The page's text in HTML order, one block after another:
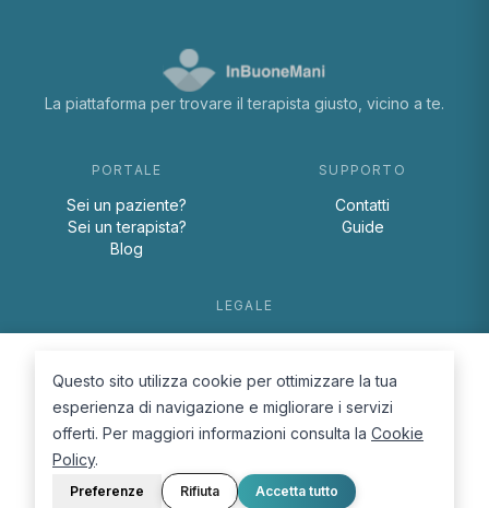
La piattaforma per trovare il terapista giusto, vicino a te.
PORTALE
Sei un paziente?
Sei un terapista?
Blog
SUPPORTO
Contatti
Guide
LEGALE
Cookie Policy
Questo sito utilizza cookie per ottimizzare la tua
esperienza di navigazione e migliorare i servizi
offerti. Per maggiori informazioni consulta la Cookie
Policy.
Preferenze Rifiuta Accetta tutto